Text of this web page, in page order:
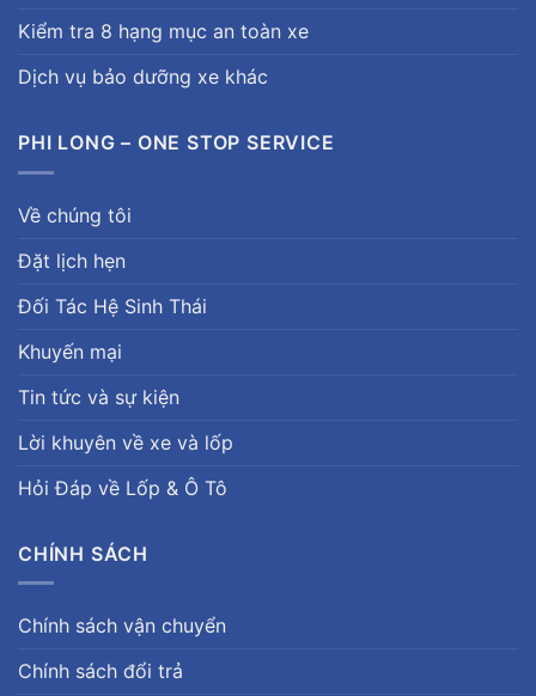
Kiểm tra 8 hạng mục an toàn xe
Dịch vụ bảo dưỡng xe khác
PHI LONG – ONE STOP SERVICE
Về chúng tôi
Đặt lịch hẹn
Đối Tác Hệ Sinh Thái
Khuyến mại
Tin tức và sự kiện
Lời khuyên về xe và lốp
Hỏi Đáp về Lốp & Ô Tô
CHÍNH SÁCH
Chính sách vận chuyển
Chính sách đổi trả